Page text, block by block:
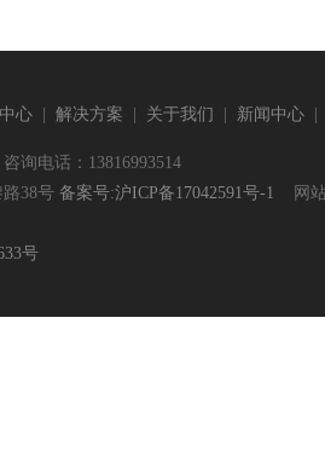
心 解决方案 关于我们 新闻中心
询电话：13816993514
38号 备案号:沪ICP备17042591号-1 网站
号